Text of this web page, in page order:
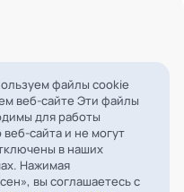
файлы cookie
веб-сайте Эти файлы
для работы
веб-сайта и не могут
в наших
Нажимая
вы соглашаетесь с